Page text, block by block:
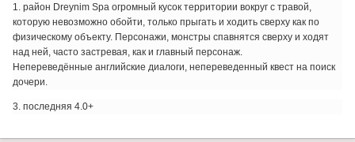
1. район Dreynim Spa огромный кусок территории вокруг с травой,
которую невозможно обойти, только прыгать и ходить сверху как по
физическому объекту. Персонажи, монстры спавнятся сверху и ходят
над ней, часто застревая, как и главный персонаж.
Непереведённые английские диалоги, непереведенный квест на поиск
дочери.
3. последняя 4.0+